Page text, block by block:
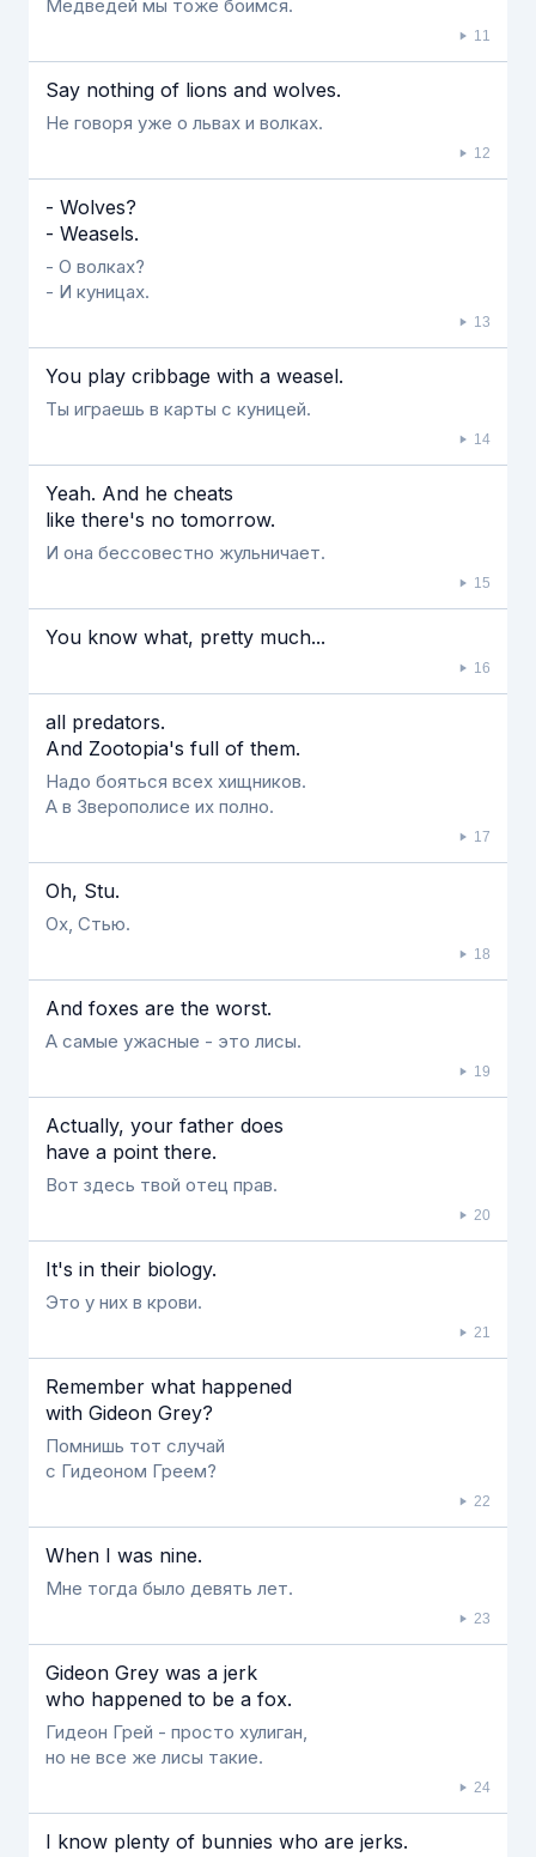
Медведей мы тоже боимся.
11
Say nothing of lions and wolves.
Не говоря уже о львах и волках.
12
- Wolves?
- Weasels.
- О волках?
- И куницах.
13
You play cribbage with a weasel.
Ты играешь в карты с куницей.
14
Yeah. And he cheats
like there's no tomorrow.
И она бессовестно жульничает.
15
You know what, pretty much...
16
all predators.
And Zootopia's full of them.
Надо бояться всех хищников.
А в Зверополисе их полно.
17
Oh, Stu.
Ох, Стью.
18
And foxes are the worst.
А самые ужасные - это лисы.
19
Actually, your father does
have a point there.
Вот здесь твой отец прав.
20
It's in their biology.
Это у них в крови.
21
Remember what happened
with Gideon Grey?
Помнишь тот случай
с Гидеоном Греем?
22
When I was nine.
Мне тогда было девять лет.
23
Gideon Grey was a jerk
who happened to be a fox.
Гидеон Грей - просто хулиган,
но не все же лисы такие.
24
I know plenty of bunnies who are jerks.